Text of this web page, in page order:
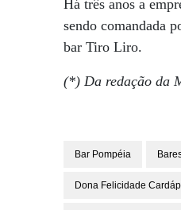
Há três anos a
sendo comandada
bar Tiro Liro.
(*) Da redação da
Bar Pompéia
Dona Felicidade